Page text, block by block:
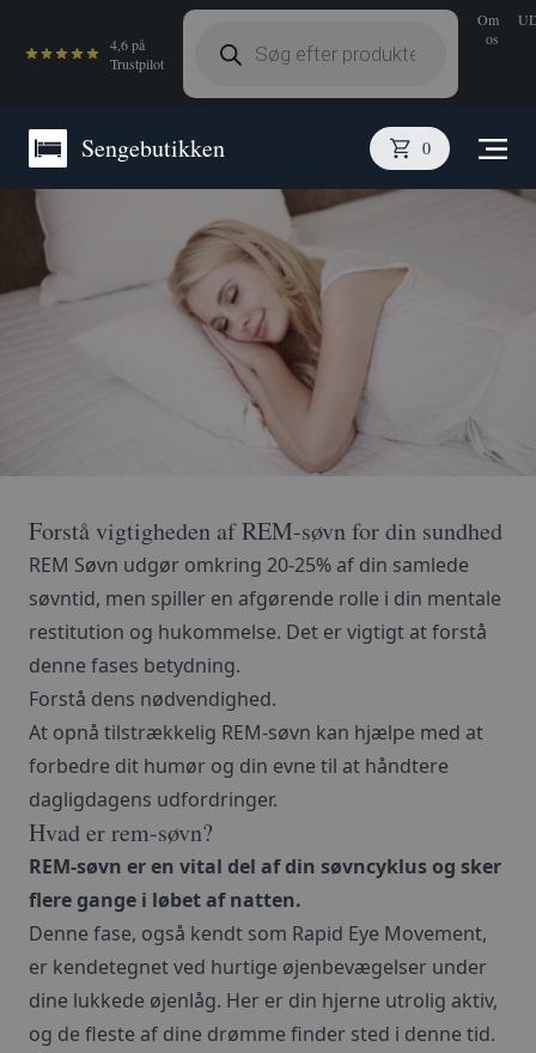
4,6 på
Trustpilot
search
Om
os
Sengebutikken 0
Forstå vigtigheden af REM-søvn for din sundhed
REM Søvn udgør omkring 20-25% af din samlede
søvntid, men spiller en afgørende rolle i din mentale
restitution og hukommelse. Det er vigtigt at forstå
denne fases betydning.
Forstå dens nødvendighed.
At opnå tilstrækkelig REM-søvn kan hjælpe med at
forbedre dit humør og din evne til at håndtere
dagligdagens udfordringer.
Hvad er rem-søvn?
REM-søvn er en vital del af din søvncyklus og sker
flere gange i løbet af natten.
Denne fase, også kendt som Rapid Eye Movement,
er kendetegnet ved hurtige øjenbevægelser under
dine lukkede øjenlåg. Her er din hjerne utrolig aktiv,
og de fleste af dine drømme finder sted i denne tid.